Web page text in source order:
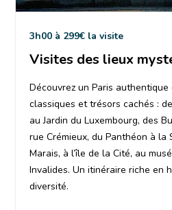
3h00 à 299€ la visite
Visites des lieux
Découvrez un Paris
classiques et trésors cachés :
au Jardin du Luxembourg, des
rue Crémieux, du Panthéon à la
Marais, à l’île de la Cité, au
Invalides. Un itinéraire riche en
diversité.